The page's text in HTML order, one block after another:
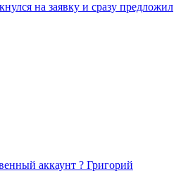
на заявку и сразу предложил
аккаунт ? Григорий